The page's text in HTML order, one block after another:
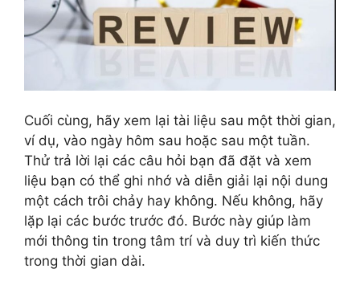
Cuối cùng, hãy xem lại tài liệu sau một thời gian,
ví dụ, vào ngày hôm sau hoặc sau một tuần.
Thử trả lời lại các câu hỏi bạn đã đặt và xem
liệu bạn có thể ghi nhớ và diễn giải lại nội dung
một cách trôi chảy hay không. Nếu không, hãy
lặp lại các bước trước đó. Bước này giúp làm
mới thông tin trong tâm trí và duy trì kiến thức
trong thời gian dài.